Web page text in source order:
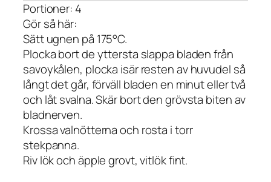
Portioner: 4
Gör så här:
Sätt ugnen på 175°C.
Plocka bort de yttersta slappa bladen från
savoykålen, plocka isär resten av huvudel så
långt det går, förväll bladen en minut eller två
och låt svalna. Skär bort den grövsta biten av
bladnerven.
Krossa valnötterna och rosta i torr
stekpanna.
Riv lök och äpple grovt, vitlök fint.